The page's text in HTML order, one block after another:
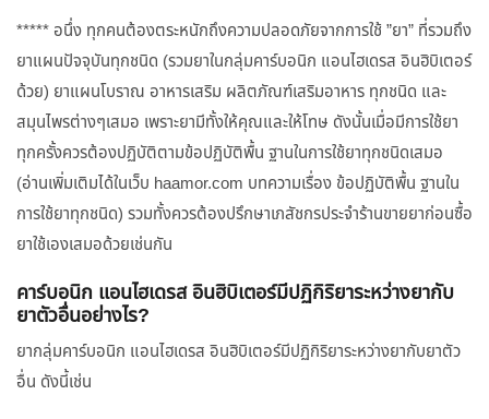
***** อนึ่ง ทุกคนต้องตระหนักถึงความปลอดภัยจากการใช้ ”ยา” ที่รวมถึง
ยาแผนปัจจุบันทุกชนิด (รวมยาในกลุ่มคาร์บอนิก แอนไฮเดรส อินฮิบิเตอร์
ด้วย) ยาแผนโบราณ อาหารเสริม ผลิตภัณฑ์เสริมอาหาร ทุกชนิด และ
สมุนไพรต่างๆเสมอ เพราะยามีทั้งให้คุณและให้โทษ ดังนั้นเมื่อมีการใช้ยา
ทุกครั้งควรต้องปฏิบัติตามข้อปฏิบัติพื้น ฐานในการใช้ยาทุกชนิดเสมอ
(อ่านเพิ่มเติมได้ในเว็บ haamor.com บทความเรื่อง ข้อปฏิบัติพื้น ฐานใน
การใช้ยาทุกชนิด) รวมทั้งควรต้องปรึกษาเภสัชกรประจำร้านขายยาก่อนซื้อ
ยาใช้เองเสมอด้วยเช่นกัน
คาร์บอนิก แอนไฮเดรส อินฮิบิเตอร์มีปฏิกิริยาระหว่างยากับ
ยาตัวอื่นอย่างไร?
ยากลุ่มคาร์บอนิก แอนไฮเดรส อินฮิบิเตอร์มีปฏิกิริยาระหว่างยากับยาตัว
อื่น ดังนี้เช่น